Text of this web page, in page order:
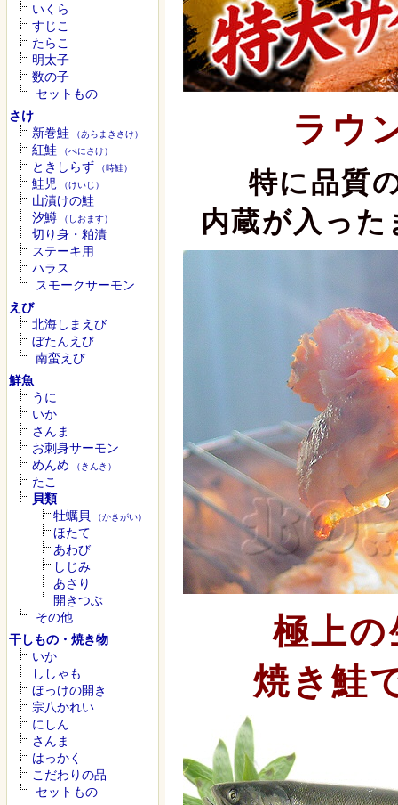
いくら
すじこ
たらこ
明太子
数の子
セットもの
さけ
新巻鮭 （あらまきさけ）
紅鮭 （べにさけ）
ときしらず （時鮭）
鮭児 （けいじ）
山漬けの鮭
汐鱒 （しおます）
切り身・粕漬
ステーキ用
ハラス
スモークサーモン
えび
北海しまえび
ぼたんえび
南蛮えび
鮮魚
うに
いか
さんま
お刺身サーモン
めんめ （きんき）
たこ
貝類
牡蠣貝
（かきがい）
ほたて
あわび
しじみ
あさり
開きつぶ
その他
干しもの・焼き物
いか
ししゃも
ほっけの開き
宗八かれい
にしん
さんま
はっかく
こだわりの品
セットもの
ラウ
特に品質
内蔵が入っ
極上
焼き鮭